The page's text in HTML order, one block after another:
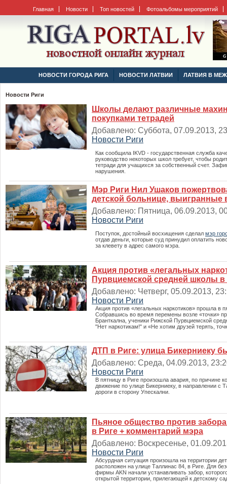
Главная Новости Топ новостей Фотоальбомы мероприятий
НОВОСТИ ГОРОДА РИГА НОВОСТИ ЛАТВИИ ЛАТВИЯ В
Новости Риги
Школы делают различные
покупками тетрадей
Добавлено: Суббота, 07.09.2013,
Новости Риги
Как сообщила IKVD - государственная служба
руководство некоторых школ требует, чтобы
тетради для учащихся за собственный счет.
нарушения.
Мэр Риги Нил Ушаков
детской больнице, выигранные
Добавлено: Пятница, 06.09.2013,
Новости Риги
Поступок, достойный восхищения сделал мэр
отдав деньги, которые суд принудил оплатить
за клевету в адрес самого мэра.
Акция против «легальных
Пурвциемской средней школы в
Добавлено: Четверг, 05.09.2013,
Новости Риги
Акция против «легальных наркотиков» прошла в
Собравшись во время перемены возле «точки»
Бранткална, ученики Рижской Пурвциемской
"Нет наркотикам!" и «Не хотим друзей терять,
ДТП в Риге: улица Бикерниеку
Добавлено: Среда, 04.09.2013,
Новости Риги
В пятницу в Риге произошла авария, по причине
движение по улице Бикерниеку, в направлении с
дороги в сторону Упескални.
Пьяное общество против забора
в Риге + комментарий мэра
Добавлено: Воскресенье,
Новости Риги
Абсурдная ситуация произошла на территории
расположен на улице Таллинас 84, в Риге. Для
фирмы AKN начали устанавливать забор,
открытой территории, прилегающей к детскому